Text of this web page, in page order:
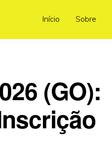
Início Sobre
(GO):